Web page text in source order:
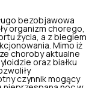
bezobjawowa
organizm chorego,
życia, a z biegiem
Mimo iż
choroby aktualne
oraz białku
czynnik mogący